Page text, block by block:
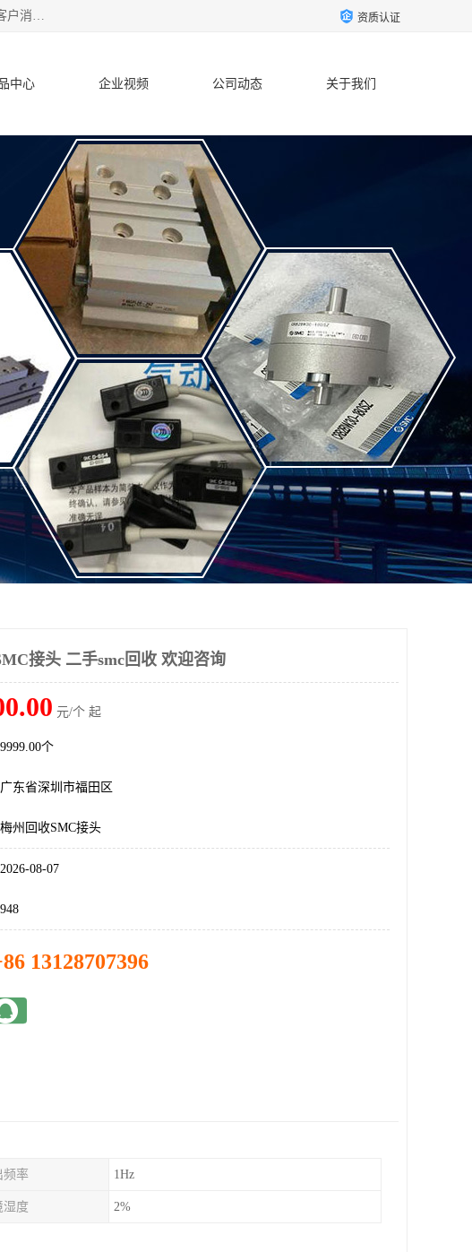
深圳市宝安区诚芯源电子商行 主要从事：回收SMC价格、回收SMC气动元件、收购SMC电磁阀一站式收购,能迅速便捷为客户消化库存、减少仓储、回笼资金，我们交易灵活方便，现金支付，价格优势合理，在业务方面赢得广大客户的一致好评 热情欢迎有库存需要处理的客户 请尽快联系我们 资质认证
中心 企业视频 公司动态 关于我们
接头 二手smc回收 欢迎咨询
元/个 起
9999.00个
广东省深圳市福田区
梅州回收SMC接头
2026-08-07
948
13128707396
频率 1Hz
湿度 2%